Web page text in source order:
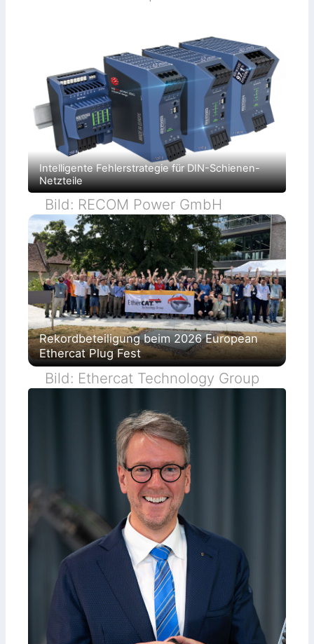
Intelligente Fehlerstrategie für DIN-Schienen-
Netzteile
Bild: RECOM Power GmbH
Rekordbeteiligung beim 2026 European
Ethercat Plug Fest
Bild: Ethercat Technology Group